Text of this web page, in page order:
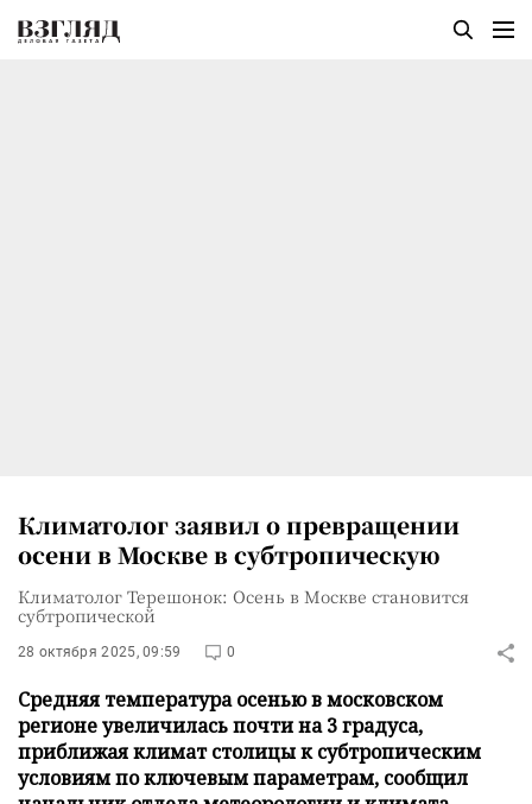
Климатолог заявил о превращении
осени в Москве в субтропическую
Климатолог Терешонок: Осень в Москве становится
субтропической
28 октября 2025, 09:59 0
Средняя температура осенью в московском
регионе увеличилась почти на 3 градуса,
приближая климат столицы к субтропическим
условиям по ключевым параметрам, сообщил